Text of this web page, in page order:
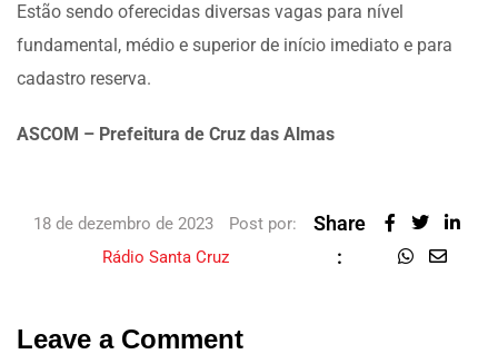
Estão sendo oferecidas diversas vagas para nível
fundamental, médio e superior de início imediato e para
cadastro reserva.
ASCOM – Prefeitura de Cruz das Almas
18 de dezembro de 2023
Post por:
Rádio Santa Cruz
Share
:
Leave a Comment